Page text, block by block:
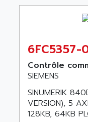
RJ2
MULTI-
RECTIVAR
RECTIVAR 4
plc5
SLC 500
AGILENT
AGILER
AGP
AGS
AGTATEC AG
AGUT
6FC5357-
Contrôle
SIEMENS
SINUMERIK
VERSION), 5
128KB, 64KB